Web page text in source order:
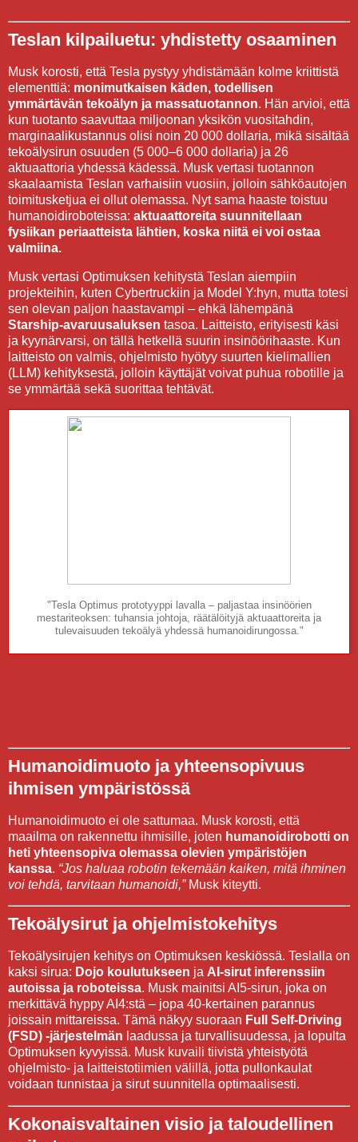
Teslan kilpailuetu: yhdistetty osaaminen
Musk korosti, että Tesla pystyy yhdistämään kolme kriittistä
elementtiä: monimutkaisen käden, todellisen
ymmärtävän tekoälyn ja massatuotannon. Hän arvioi, että
kun tuotanto saavuttaa miljoonan yksikön vuositahdin,
marginaalikustannus olisi noin 20 000 dollaria, mikä sisältää
tekoälysirun osuuden (5 000–6 000 dollaria) ja 26
aktuaattoria yhdessä kädessä. Musk vertasi tuotannon
skaalaamista Teslan varhaisiin vuosiin, jolloin sähköautojen
toimitusketjua ei ollut olemassa. Nyt sama haaste toistuu
humanoidiroboteissa: aktuaattoreita suunnitellaan
fysiikan periaatteista lähtien, koska niitä ei voi ostaa
valmiina.
Musk vertasi Optimuksen kehitystä Teslan aiempiin
projekteihin, kuten Cybertruckiin ja Model Y:hyn, mutta totesi
sen olevan paljon haastavampi – ehkä lähempänä
Starship-avaruusaluksen tasoa. Laitteisto, erityisesti käsi
ja kyynärvarsi, on tällä hetkellä suurin insinöörihaaste. Kun
laitteisto on valmis, ohjelmisto hyötyy suurten kielimallien
(LLM) kehityksestä, jolloin käyttäjät voivat puhua robotille ja
se ymmärtää sekä suorittaa tehtävät.
"Tesla Optimus prototyyppi lavalla – paljastaa insinöörien
mestariteoksen: tuhansia johtoja, räätälöityjä aktuaattoreita ja
tulevaisuuden tekoälyä yhdessä humanoidirungossa."
Humanoidimuoto ja yhteensopivuus
ihmisen ympäristössä
Humanoidimuoto ei ole sattumaa. Musk korosti, että
maailma on rakennettu ihmisille, joten humanoidirobotti on
heti yhteensopiva olemassa olevien ympäristöjen
kanssa. “Jos haluaa robotin tekemään kaiken, mitä ihminen
voi tehdä, tarvitaan humanoidi,”Musk kiteytti.
Tekoälysirut ja ohjelmistokehitys
Tekoälysirujen kehitys on Optimuksen keskiössä. Teslalla on
kaksi sirua: Dojo koulutukseen ja AI-sirut inferenssiin
autoissa ja roboteissa. Musk mainitsi AI5-sirun, joka on
merkittävä hyppy AI4:stä – jopa 40-kertainen parannus
joissain mittareissa. Tämä näkyy suoraan Full Self-Driving
(FSD) -järjestelmän laadussa ja turvallisuudessa, ja lopulta
Optimuksen kyvyissä. Musk kuvaili tiivistä yhteistyötä
ohjelmisto- ja laitteistotiimien välillä, jotta pullonkaulat
voidaan tunnistaa ja sirut suunnitella optimaalisesti.
Kokonaisvaltainen visio ja taloudellinen